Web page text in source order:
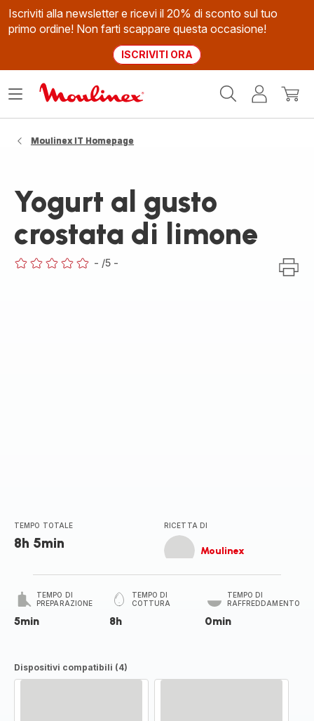
Iscriviti alla newsletter e ricevi il 20% di sconto sul tuo
primo ordine! Non farti scappare questa occasione!
ISCRIVITI ORA
Il
Apri
Moulinex IT Homepage
Yogurt al gusto
crostata di limone
- /5 -
TEMPO TOTALE
8h 5min
RICETTA DI
Moulinex
TEMPO DI
PREPARAZIONE
5min
TEMPO DI
COTTURA
8h
TEMPO DI
RAFFREDDAMENTO
0min
Dispositivi compatibili (4)